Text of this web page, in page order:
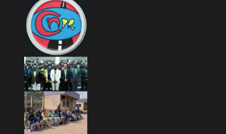
Copyright © 2026 Mashariki RDC | Fièrement Congolais